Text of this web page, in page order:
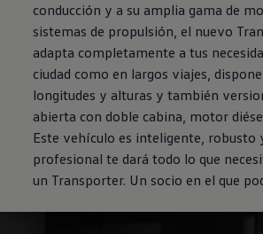
conducción y a su amplia gama de
sistemas de propulsión, el nuevo
adapta completamente a tus
ciudad como en largos viajes,
longitudes y alturas y también
abierta con doble cabina, motor
Este vehículo es inteligente, robusto
profesional te dará todo lo que
un Transporter. Un socio en el que